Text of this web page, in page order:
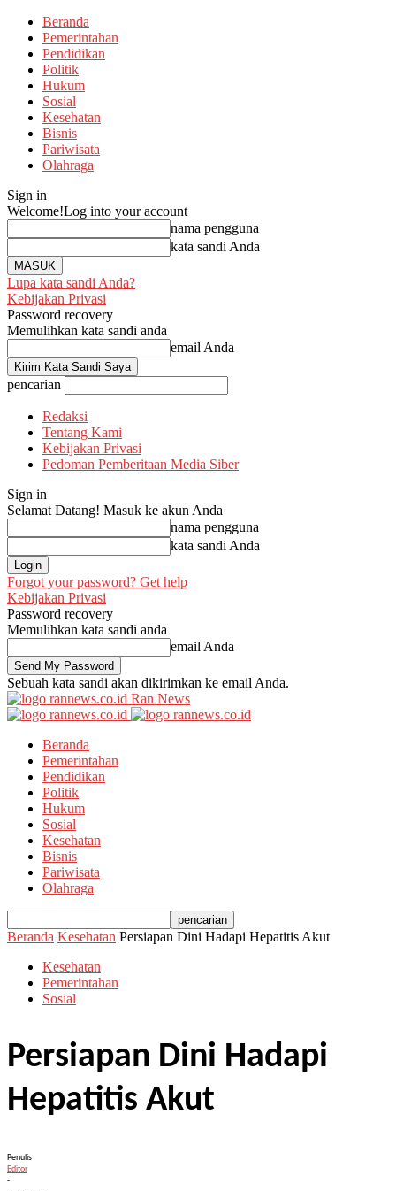
Beranda
Pemerintahan
Pendidikan
Politik
Hukum
Sosial
Kesehatan
Bisnis
Pariwisata
Olahraga
Sign in
Welcome!Log into your account
nama pengguna
kata sandi Anda
Lupa kata sandi Anda?
Kebijakan Privasi
Password recovery
Memulihkan kata sandi anda
email Anda
pencarian
Redaksi
Tentang Kami
Kebijakan Privasi
Pedoman Pemberitaan Media Siber
Sign in
Selamat Datang! Masuk ke akun Anda
nama pengguna
kata sandi Anda
Forgot your password? Get help
Kebijakan Privasi
Password recovery
Memulihkan kata sandi anda
email Anda
Sebuah kata sandi akan dikirimkan ke email Anda.
Ran News
Beranda
Pemerintahan
Pendidikan
Politik
Hukum
Sosial
Kesehatan
Bisnis
Pariwisata
Olahraga
Beranda Kesehatan Persiapan Dini Hadapi Hepatitis Akut
Kesehatan
Pemerintahan
Sosial
Persiapan Dini Hadapi
Hepatitis Akut
Penulis
Editor
-